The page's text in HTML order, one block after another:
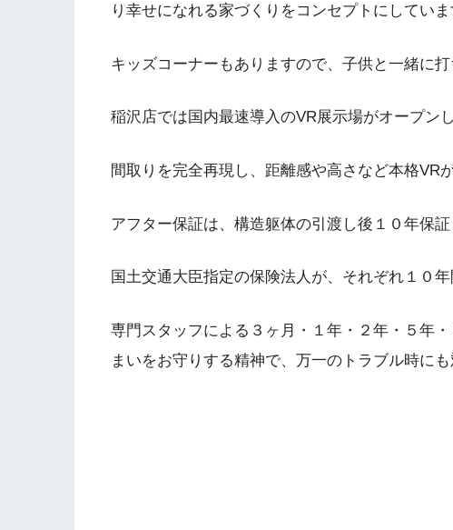
り幸せになれる家づくりをコンセプトにしていま
キッズコーナーもありますので、子供と一緒に
稲沢店では国内最速導入のVR展示場がオープンし
間取りを完全再現し、距離感や高さなど本格VR
アフター保証は、構造躯体の引渡し後１０年保
国土交通大臣指定の保険法人が、それぞれ１０年
専門スタッフによる３ヶ月・１年・２年・５年
まいをお守りする精神で、万一のトラブル時にも